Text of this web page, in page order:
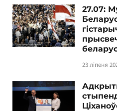
27.07:
23 ліпеня